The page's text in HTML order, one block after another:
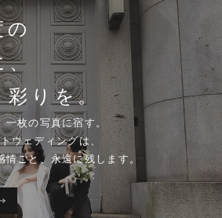
の
、
りを。
枚の写真に宿す。
ウェディングは、
ごと、永遠に残します。